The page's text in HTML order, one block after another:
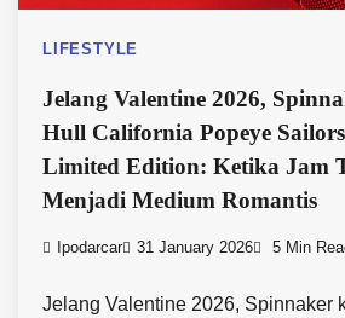
LIFESTYLE
Jelang Valentine 2026,
Hull California Popeye
Limited Edition: Ketika Jam
Menjadi Medium Romantis
Ipodarcar 31 January 2026 5 Min
Jelang Valentine 2026, Spinnaker